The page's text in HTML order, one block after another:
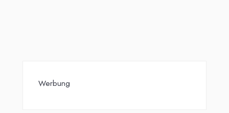
Werbung